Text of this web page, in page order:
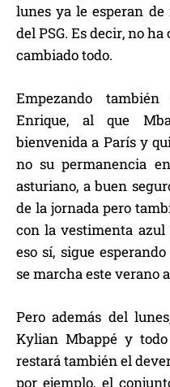
lunes ya le esperan
del PSG. Es decir, no
cambiado todo.
Empezando
Enrique, al que
bienvenida a París y
no su permanencia
asturiano, a buen
de la jornada pero
con la vestimenta
eso sí, sigue
se marcha este verano
Pero además del
Kylian Mbappé y
restará también el
por ejemplo, el